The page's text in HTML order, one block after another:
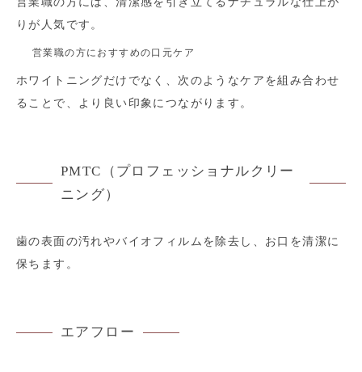
りが人気です。
営業職の方におすすめの口元ケア
ホワイトニングだけでなく、次のようなケアを組み合わせ
ることで、より良い印象につながります。
PMTC（プロフェッショナルクリー
ニング）
歯の表面の汚れやバイオフィルムを除去し、お口を清潔に
保ちます。
エアフロー